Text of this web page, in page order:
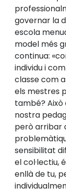
governar la
escola
model més
continua:
individu i
classe com
els mestres
també? Això
nostra
però arribar
sensibilitat
el col·lectiu,
enllà de tu,